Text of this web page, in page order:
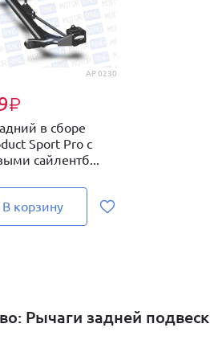
AP 0230
₽
в сборе
Sport Pro с
сайлентб...
В корзину
Рычаги задней